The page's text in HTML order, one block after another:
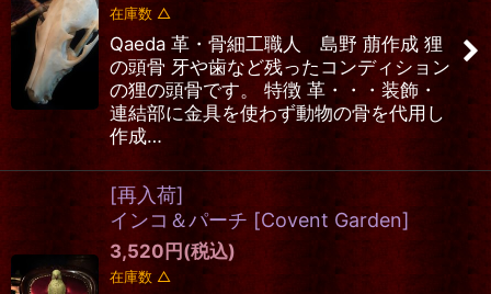
在庫数 △
Qaeda 革・骨細工職人 島野 萠作成 狸
の頭骨 牙や歯など残ったコンディション
の狸の頭骨です。 特徴 革・・・装飾・
連結部に金具を使わず動物の骨を代用し
作成…
[再入荷]
インコ＆パーチ [Covent Garden]
3,520円(税込)
在庫数 △